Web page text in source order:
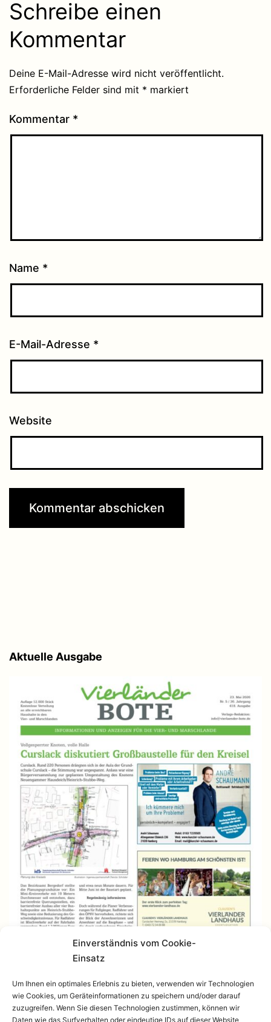
Einverständnis vom Cookie-
Einsatz
Um Ihnen ein optimales Erlebnis zu bieten, verwenden wir Technologien
wie Cookies, um Geräteinformationen zu speichern und/oder darauf
zuzugreifen. Wenn Sie diesen Technologien zustimmen, können wir
Daten wie das Surfverhalten oder eindeutige IDs auf dieser Website
Schreibe einen
Kommentar
Deine E-Mail-Adresse wird nicht veröffentlicht.
Erforderliche Felder sind mit * markiert
Kommentar *
Name *
E-Mail-Adresse *
Website
Aktuelle Ausgabe